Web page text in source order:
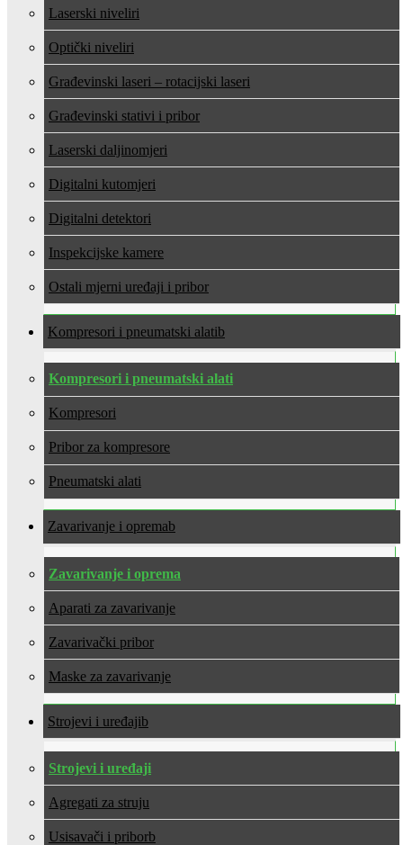
Laserski niveliri
Optički niveliri
Građevinski laseri – rotacijski laseri
Građevinski stativi i pribor
Laserski daljinomjeri
Digitalni kutomjeri
Digitalni detektori
Inspekcijske kamere
Ostali mjerni uređaji i pribor
Kompresori i pneumatski alati
Kompresori i pneumatski alati
Kompresori
Pribor za kompresore
Pneumatski alati
Zavarivanje i oprema
Zavarivanje i oprema
Aparati za zavarivanje
Zavarivački pribor
Maske za zavarivanje
Strojevi i uređaji
Strojevi i uređaji
Agregati za struju
Usisavači i pribor